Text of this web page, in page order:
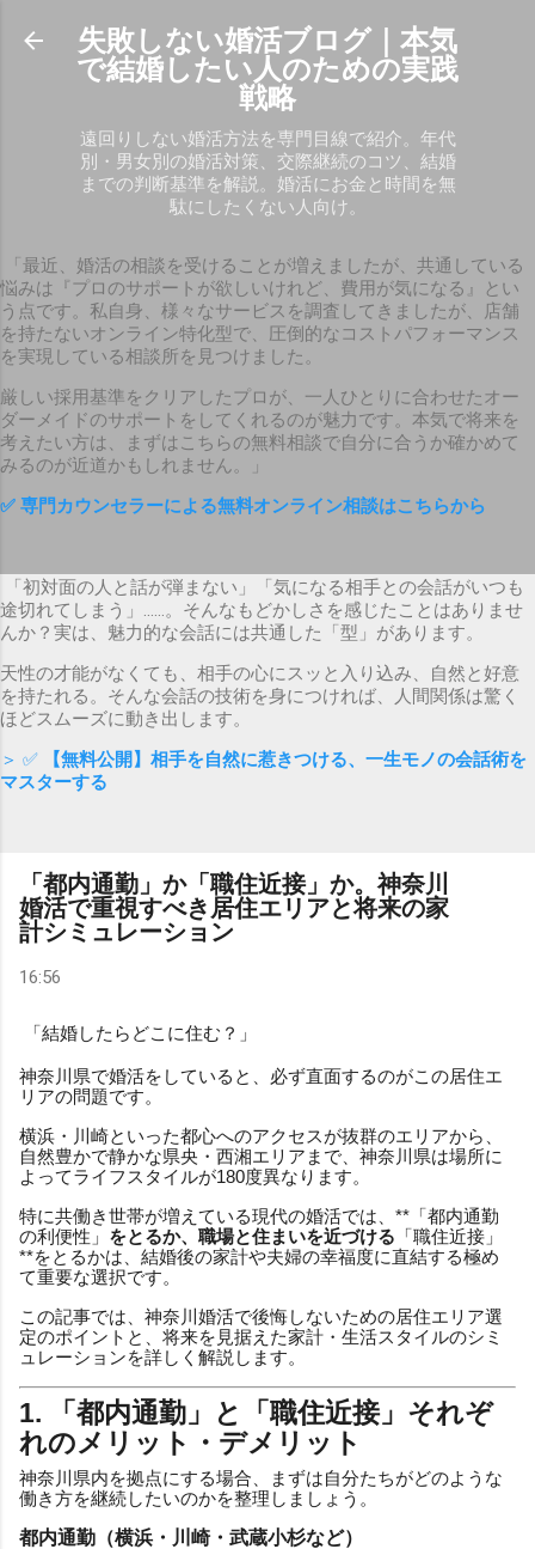
スキップしてメイン コンテンツに移動
失敗しない婚活ブログ｜本気
で結婚したい人のための実践
戦略
遠回りしない婚活方法を専門目線で紹介。年代
別・男女別の婚活対策、交際継続のコツ、結婚
までの判断基準を解説。婚活にお金と時間を無
駄にしたくない人向け。
「最近、婚活の相談を受けることが増えましたが、共通している
悩みは『プロのサポートが欲しいけれど、費用が気になる』とい
う点です。私自身、様々なサービスを調査してきましたが、店舗
を持たないオンライン特化型で、圧倒的なコストパフォーマンス
を実現している相談所を見つけました。
厳しい採用基準をクリアしたプロが、一人ひとりに合わせたオー
ダーメイドのサポートをしてくれるのが魅力です。本気で将来を
考えたい方は、まずはこちらの無料相談で自分に合うか確かめて
みるのが近道かもしれません。」
✅ 専門カウンセラーによる無料オンライン相談はこちらから
「初対面の人と話が弾まない」「気になる相手との会話がいつも
途切れてしまう」……。そんなもどかしさを感じたことはありませ
んか？実は、魅力的な会話には共通した「型」があります。
天性の才能がなくても、相手の心にスッと入り込み、自然と好意
を持たれる。そんな会話の技術を身につければ、人間関係は驚く
ほどスムーズに動き出します。
＞ ✅
【無料公開】相手を自然に惹きつける、一生モノの会話術を
マスターする
「都内通勤」か「職住近接」か。神奈川
婚活で重視すべき居住エリアと将来の家
計シミュレーション
16:56
「結婚したらどこに住む？」
神奈川県で婚活をしていると、必ず直面するのがこの居住エ
リアの問題です。
横浜・川崎といった都心へのアクセスが抜群のエリアから、
自然豊かで静かな県央・西湘エリアまで、神奈川県は場所に
よってライフスタイルが180度異なります。
特に共働き世帯が増えている現代の婚活では、**「都内通勤
の利便性」 をとるか、職場と住まいを近づける 「職住近接」
**をとるかは、結婚後の家計や夫婦の幸福度に直結する極め
て重要な選択です。
この記事では、神奈川婚活で後悔しないための居住エリア選
定のポイントと、将来を見据えた家計・生活スタイルのシミ
ュレーションを詳しく解説します。
1. 「都内通勤」と「職住近接」それぞ
れのメリット・デメリット
神奈川県内を拠点にする場合、まずは自分たちがどのような
働き方を継続したいのかを整理しましょう。
都内通勤（横浜・川崎・武蔵小杉など）